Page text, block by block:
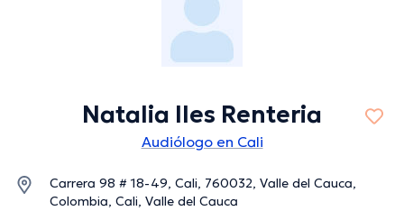
Natalia Iles Renteria
Audiólogo en Cali
Carrera 98 # 18-49, Cali, 760032, Valle del Cauca,
Colombia, Cali, Valle del Cauca